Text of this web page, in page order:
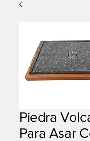
Piedra
Para Asar